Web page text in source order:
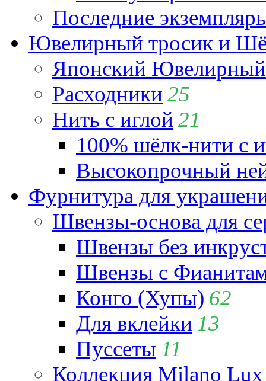
Последние
Ювелирный тросик и
Японский
Расходники 25
Нить с иглой 21
100% шёлк-нити с
Высокопрочный
Фурнитура для
Швензы-основа для
Швензы без
Швензы с
Конго (Хупы) 62
Для вклейки 13
Пуссеты 11
Коллекция Milano Lux